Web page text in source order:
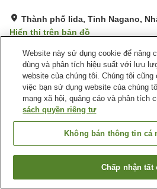
Thành phố Iida, Tỉnh Nagano,
Hiển thị trên bản đồ
Xuất sắc Đánh giá:59 lượt
Tiện nghi chỗ nghỉ
Bãi đỗ xe
Máy bán hàng tự động
Trang chủ Nhật Bản Tỉnh Nagano
Okutenryu Fudo Onsen Sawaya
Tìm phòng
Website này sử dụng cookie để nâng
dùng và phân tích hiệu suất với lưu
website của chúng tôi. Chúng tôi
việc bạn sử dụng website của chúng
mạng xã hội, quảng cáo và phân tích
sách quyền riêng tư
Không bán thông tin cá
Chấp nhận tất